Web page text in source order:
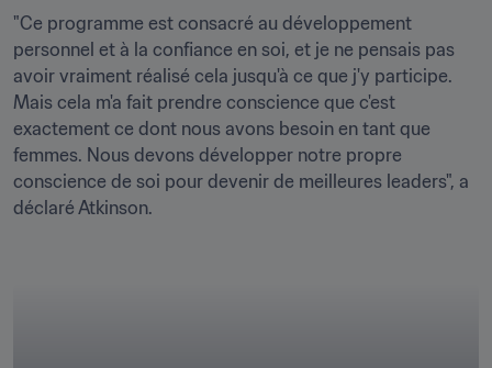
"Ce programme est consacré au développement
personnel et à la confiance en soi, et je ne pensais pas
avoir vraiment réalisé cela jusqu'à ce que j'y participe.
Mais cela m'a fait prendre conscience que c'est
exactement ce dont nous avons besoin en tant que
femmes. Nous devons développer notre propre
conscience de soi pour devenir de meilleures leaders", a
déclaré Atkinson.